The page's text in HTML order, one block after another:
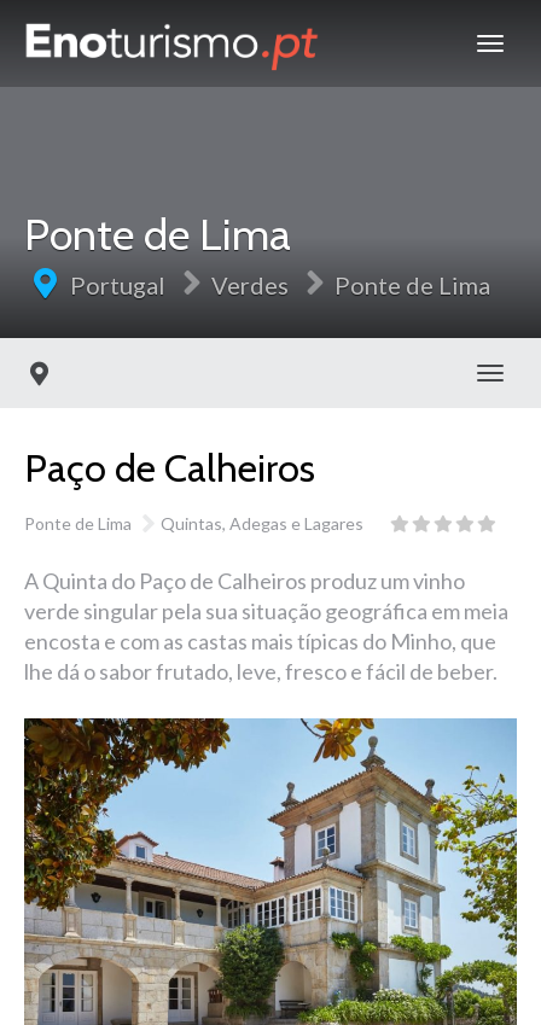
Ponte de Lima
Portugal Verdes Ponte de Lima
Paço de Calheiros
Ponte de Lima Quintas, Adegas e Lagares
A Quinta do Paço de Calheiros produz um vinho
verde singular pela sua situação geográfica em meia
encosta e com as castas mais típicas do Minho, que
lhe dá o sabor frutado, leve, fresco e fácil de beber.